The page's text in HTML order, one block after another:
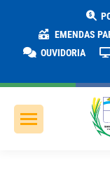
EMENDAS
OUVIDORIA